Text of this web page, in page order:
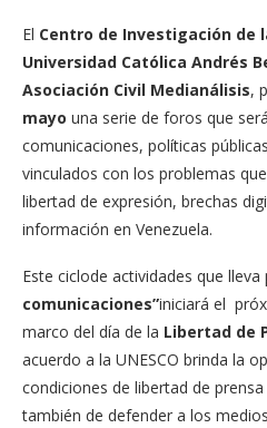
El Centro de Investigación de
Universidad Católica Andrés
Asociación Civil Medianálisis,
mayo una serie de foros que
comunicaciones, políticas
vinculados con los problemas
libertad de expresión, brechas
información en Venezuela.
Este ciclode actividades que
comunicaciones”iniciará el
marco del día de la Libertad de
acuerdo a la UNESCO brinda la
condiciones de libertad de
también de defender a los